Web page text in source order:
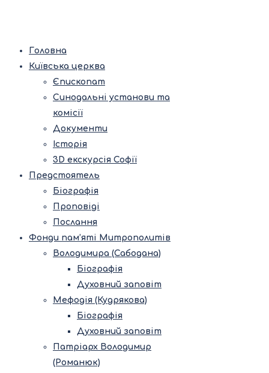
Головна
Київська церква
Єпископат
Синодальні установи та
комісії
Документи
Історія
3D екскурсія Софії
Предстоятель
Біографія
Проповіді
Послання
Фонди пам’яті Митрополитів
Володимира (Сабодана)
Біографія
Духовний заповіт
Мефодія (Кудрякова)
Біографія
Духовний заповіт
Патріарх Володимир
(Романюк)